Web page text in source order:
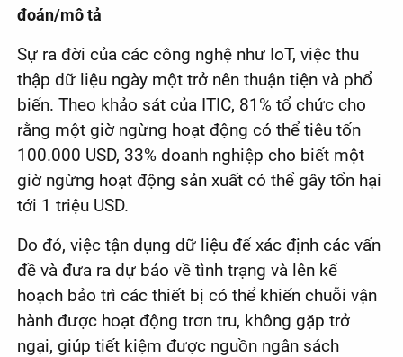
đoán/mô tả
Sự ra đời của các công nghệ như IoT, việc thu
thập dữ liệu ngày một trở nên thuận tiện và phổ
biến. Theo khảo sát của ITIC, 81% tổ chức cho
rằng một giờ ngừng hoạt động có thể tiêu tốn
100.000 USD, 33% doanh nghiệp cho biết một
giờ ngừng hoạt động sản xuất có thể gây tổn hại
tới 1 triệu USD.
Do đó, việc tận dụng dữ liệu để xác định các vấn
đề và đưa ra dự báo về tình trạng và lên kế
hoạch bảo trì các thiết bị có thể khiến chuỗi vận
hành được hoạt động trơn tru, không gặp trở
ngại, giúp tiết kiệm được nguồn ngân sách